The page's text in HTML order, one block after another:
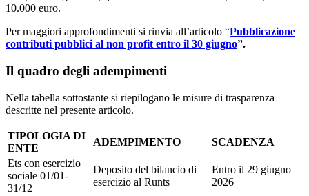
10.000 euro.
Per maggiori approfondimenti si rinvia all’articolo “Pubblicazione
contributi pubblici al non profit entro il 30 giugno”.
Il quadro degli adempimenti
Nella tabella sottostante si riepilogano le misure di trasparenza
descritte nel presente articolo.
TIPOLOGIA DI
ENTE
ADEMPIMENTO
SCADENZA
Ets con esercizio
sociale 01/01-
31/12
Deposito del bilancio di
esercizio al Runts
Entro il 29 giugno
2026